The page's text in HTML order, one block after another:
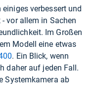
verbessert und
vor allem in Sachen
Im Großen
Modell eine etwas
. Ein Blick, wenn
daher auf jeden Fall.
Systemkamera ab